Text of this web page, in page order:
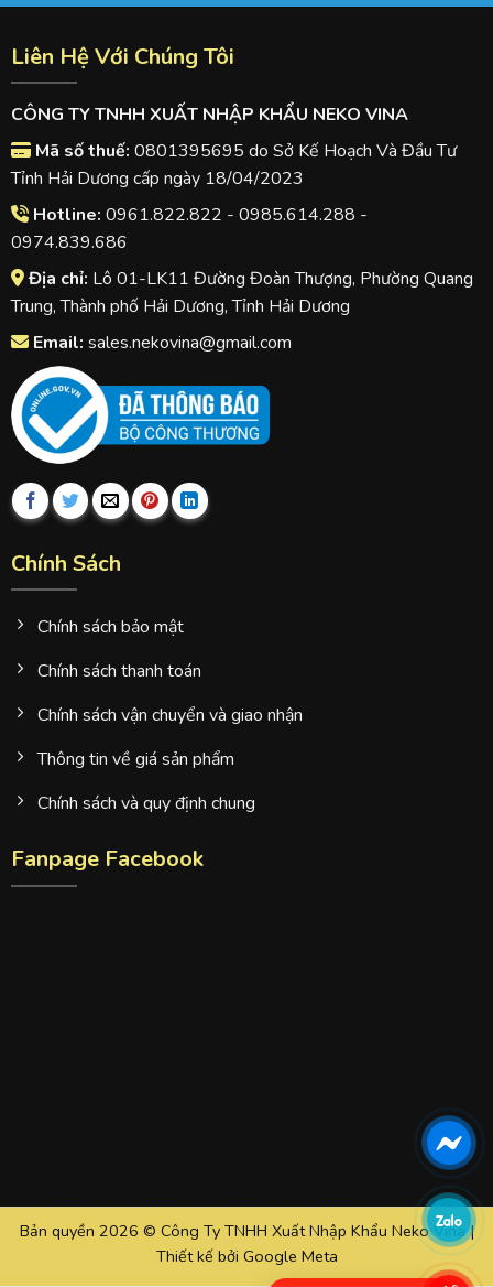
Liên Hệ Với Chúng Tôi
CÔNG TY TNHH XUẤT NHẬP KHẨU NEKO VINA
Mã số thuế: 0801395695 do Sở Kế Hoạch Và Đầu Tư
Tỉnh Hải Dương cấp ngày 18/04/2023
Hotline: 0961.822.822 - 0985.614.288 -
0974.839.686
Địa chỉ: Lô 01-LK11 Đường Đoàn Thượng, Phường Quang
Trung, Thành phố Hải Dương, Tỉnh Hải Dương
Email: sales.nekovina@gmail.com
Chính Sách
Chính sách bảo mật
Chính sách thanh toán
Chính sách vận chuyển và giao nhận
Thông tin về giá sản phẩm
Chính sách và quy định chung
Fanpage Facebook
Bản quyền 2026 © Công Ty TNHH Xuất Nhập Khẩu Neko Vina |
Thiết kế bởi Google Meta